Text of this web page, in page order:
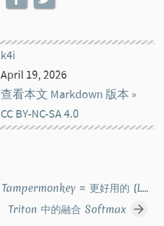
k4i
April 19, 2026
查看本文 Markdown 版本 »
CC BY-NC-SA 4.0
Mitmproxy + Tampermonkey = 更好用的 {LLM, …} 查看器
Triton 中的融合 Softmax